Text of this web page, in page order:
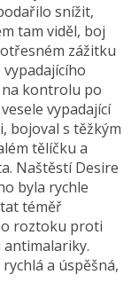
snížit,
tam viděl, boj
zážitku
na kontrolu po
vypadající
bojoval s těžkým
tělíčku a
Naštěstí Desire
byla rychle
téměř
roztoku proti
a úspěšná,